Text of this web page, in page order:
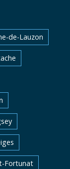
de-Lauzon
Fortunat